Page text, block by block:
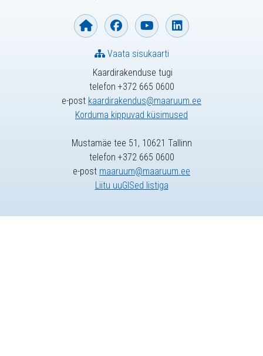
Kaardirakenduse tugi
telefon +372 665 0600
e-post kaardirakendus@maaruum.ee
Korduma kippuvad küsimused
Vaata sisukaarti
Mustamäe tee 51, 10621 Tallinn
telefon +372 665 0600
e-post maaruum@maaruum.ee
Liitu uuGISed listiga